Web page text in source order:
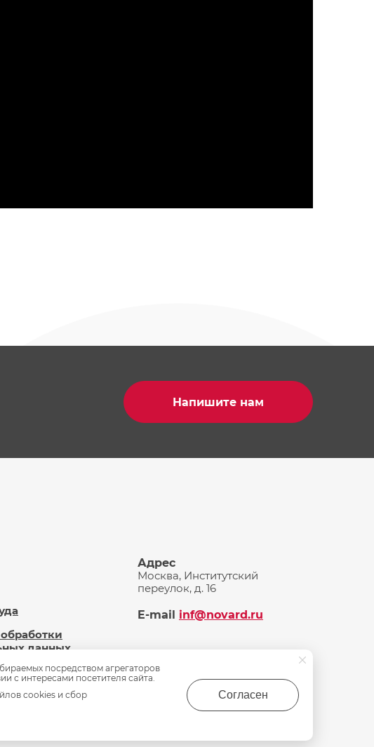
Напишите нам
данных
Адрес
Москва, Институтский
переулок, д. 16
E-mail inf@novard.ru
посредством агрегаторов
с интересами посетителя сайта.
cookies и сбор
Согласен